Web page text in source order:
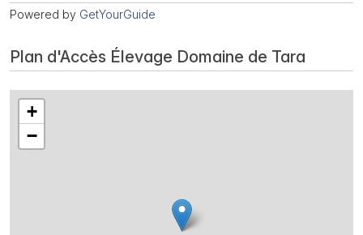
Powered by GetYourGuide
Plan d'Accès Élevage Domaine de Tara
+
−